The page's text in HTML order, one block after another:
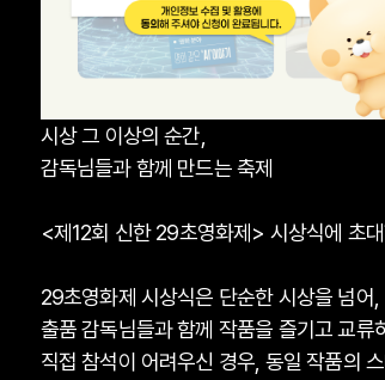
시상 그 이상의 순간,
감독님들과 함께 만드는 축제
<제12회 신한 29초영화제> 시상식에 초
29초영화제 시상식은 단순한 시상을 넘어,
출품 감독님들과 함께 작품을 즐기고 교류
직접 참석이 어려우신 경우, 동일 작품의